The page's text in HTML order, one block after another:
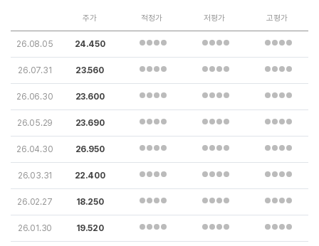
주가 적정가 저평가 고평가
26.08.05 24.450
26.07.31 23.560
26.06.30 23.600
26.05.29 23.690
26.04.30 26.950
26.03.31 22.400
26.02.27 18.250
26.01.30 19.520